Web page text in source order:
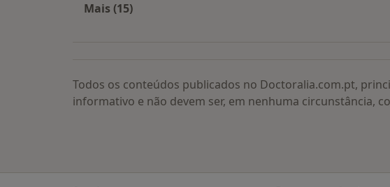
Mais (15)
Todos os conteúdos publicados no Doctoralia.com.pt,
informativo e não devem ser, em nenhuma circunstância,